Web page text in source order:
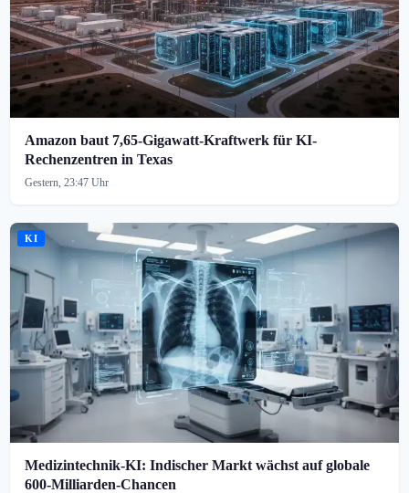
Amazon baut 7,65-Gigawatt-Kraftwerk für KI-
Rechenzentren in Texas
Gestern, 23:47 Uhr
KI
Medizintechnik-KI: Indischer Markt wächst auf globale
600-Milliarden-Chancen